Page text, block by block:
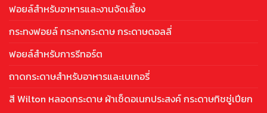
ฟอยล์สำหรับอาหารและงานจัดเลี้ยง
กระทงฟอยล์ กระทงกระดาษ กระดาษดอลลี่
ฟอยล์สำหรับการรีทอร์ต
ถาดกระดาษสำหรับอาหารและเบเกอรี่
สี Wilton หลอดกระดาษ ผ้าเช็ดอเนกประสงค์ กระดาษทิชชู่เปียก